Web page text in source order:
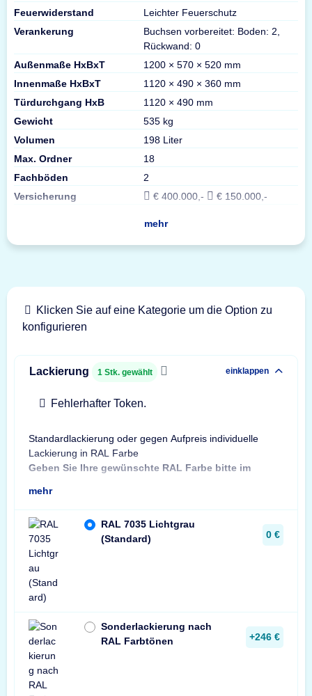
Feuerwiderstand
Leichter Feuerschutz
Verankerung
Buchsen vorbereitet: Boden: 2,
Rückwand: 0
Außenmaße HxBxT
1200 × 570 × 520 mm
Innenmaße HxBxT
1120 × 490 × 360 mm
Türdurchgang HxB
1120 × 490 mm
Gewicht
535 kg
Volumen
198 Liter
Max. Ordner
18
Fachböden
2
Versicherung
€ 400.000,- € 150.000,-
mehr
Klicken Sie auf eine Kategorie um die Option zu
konfigurieren
Lackierung 1 Stk. gewählt einklappen
Fehlerhafter Token.
Standardlackierung oder gegen Aufpreis individuelle
Lackierung in RAL Farbe
Geben Sie Ihre gewünschte RAL Farbe bitte im
mehr
RAL 7035 Lichtgrau
(Standard)
0 €
Sonderlackierung nach
RAL Farbtönen
+246 €